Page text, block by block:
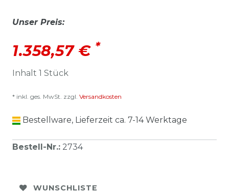
Unser Preis:
1.358,57 € *
Inhalt 1 Stück
* inkl. ges. MwSt. zzgl. Versandkosten
Bestellware, Lieferzeit ca. 7-14 Werktage
Bestell-Nr.: 2734
WUNSCHLISTE